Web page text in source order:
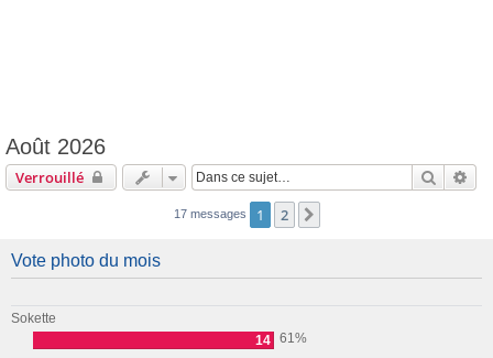
Août 2026
Verrouillé
17 messages 1 2
Vote photo du mois
Sokette
14 61%